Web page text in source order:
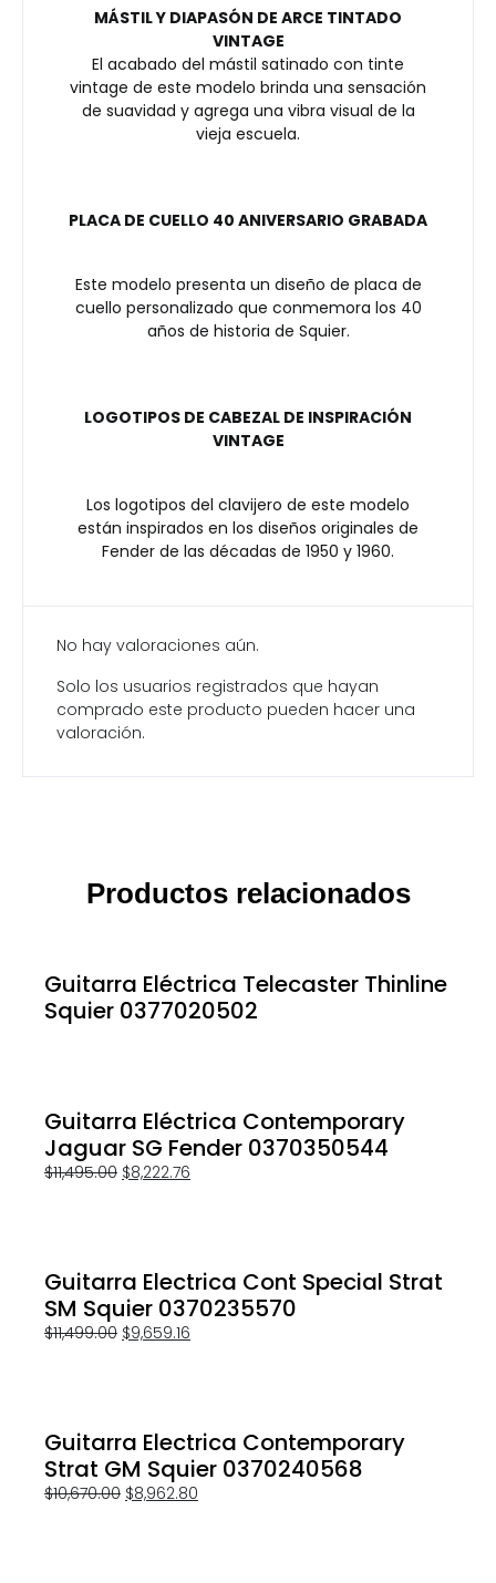
MÁSTIL Y DIAPASÓN DE ARCE TINTADO
VINTAGE
El acabado del mástil satinado con tinte
vintage de este modelo brinda una sensación
de suavidad y agrega una vibra visual de la
vieja escuela.
PLACA DE CUELLO 40 ANIVERSARIO GRABADA
Este modelo presenta un diseño de placa de
cuello personalizado que conmemora los 40
años de historia de Squier.
LOGOTIPOS DE CABEZAL DE INSPIRACIÓN
VINTAGE
Los logotipos del clavijero de este modelo
están inspirados en los diseños originales de
Fender de las décadas de 1950 y 1960.
No hay valoraciones aún.
Solo los usuarios registrados que hayan
comprado este producto pueden hacer una
valoración.
Productos relacionados
Guitarra Eléctrica Telecaster Thinline
Squier 0377020502
Guitarra Eléctrica Contemporary
Jaguar SG Fender 0370350544
$11,495.00 $8,222.76
Guitarra Electrica Cont Special Strat
SM Squier 0370235570
$11,499.00 $9,659.16
Guitarra Electrica Contemporary
Strat GM Squier 0370240568
$10,670.00 $8,962.80